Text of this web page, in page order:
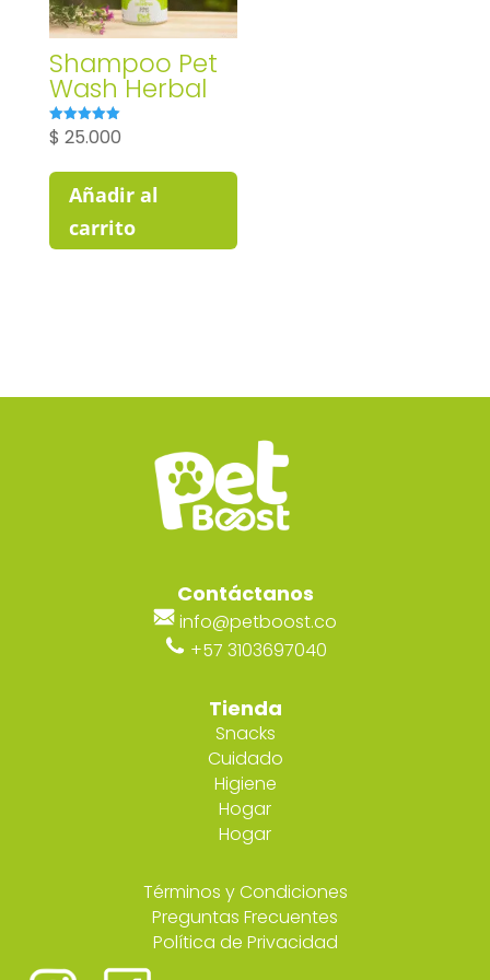
Shampoo Pet
Wash Herbal
Valorado
con
de 5
$ 25.000
Añadir al
carrito
Contáctanos
info@petboost.co
+57 3103697040
Tienda
Snacks
Cuidado
Higiene
Hogar
Hogar
Términos y Condiciones
Preguntas Frecuentes
Política de Privacidad